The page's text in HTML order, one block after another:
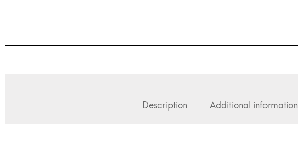
Description Additional information